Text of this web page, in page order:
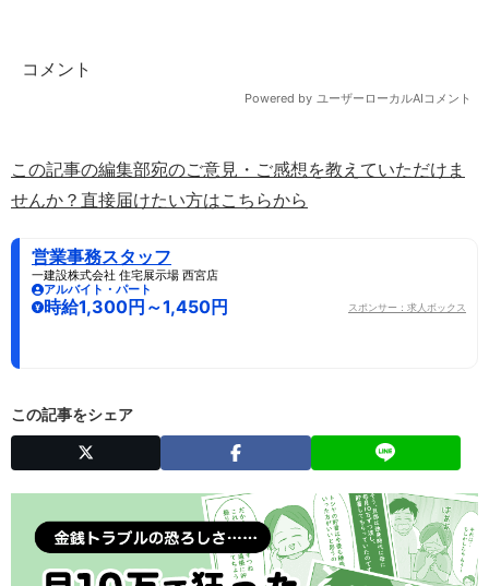
この記事の編集部宛のご意見・ご感想を教えていただけま
せんか？直接届けたい方はこちらから
営業事務スタッフ
一建設株式会社 住宅展示場 西宮店
アルバイト・パート
時給1,300円～1,450円 スポンサー：求人ボックス
この記事をシェア